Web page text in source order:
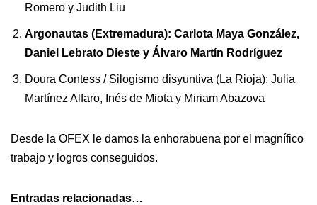
Romero y Judith Liu
Argonautas (Extremadura): Carlota Maya González,
Daniel Lebrato Dieste y Álvaro Martín Rodríguez
Doura Contess / Silogismo disyuntiva (La Rioja): Julia
Martínez Alfaro, Inés de Miota y Miriam Abazova
Desde la OFEX le damos la enhorabuena por el magnífico
trabajo y logros conseguidos.
Entradas relacionadas…